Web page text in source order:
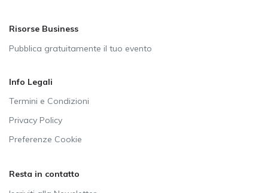
Risorse Business
Pubblica gratuitamente il tuo evento
Info Legali
Termini e Condizioni
Privacy Policy
Preferenze Cookie
Resta in contatto